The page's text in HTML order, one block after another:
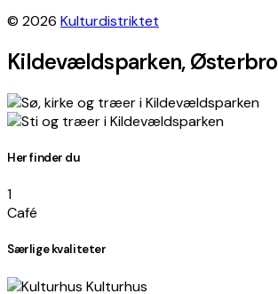
© 2026 Kulturdistriktet
Kildevældsparken, Østerbro
+
Leaflet |© OpenStreetMapcontributors, Tiles style by
OpenStreetMap Teamhosted byOpenStreetMap France
Her finder du
1
Café
Særlige kvaliteter
Kulturhus